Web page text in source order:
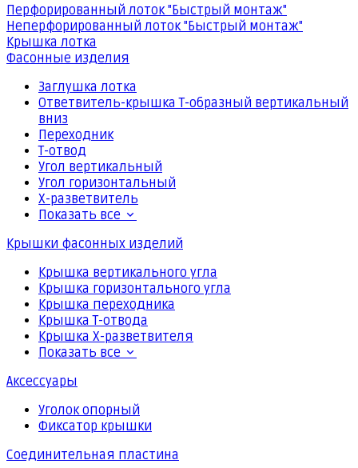
Перфорированный лоток "Быстрый монтаж"
Неперфорированный лоток "Быстрый монтаж"
Крышка лотка
Фасонные изделия
Заглушка лотка
Ответвитель-крышка Т-образный вертикальный
вниз
Переходник
Т-отвод
Угол вертикальный
Угол горизонтальный
Х-разветвитель
Показать все
Крышки фасонных изделий
Крышка вертикального угла
Крышка горизонтального угла
Крышка переходника
Крышка Т-отвода
Крышка Х-разветвителя
Показать все
Аксессуары
Уголок опорный
Фиксатор крышки
Соединительная пластина